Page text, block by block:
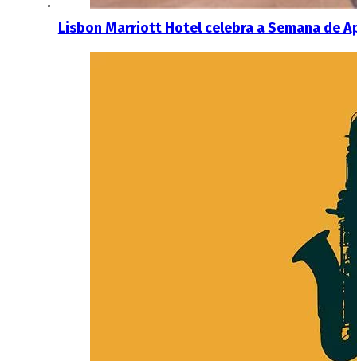
Lisbon Marriott Hotel celebra a Semana de